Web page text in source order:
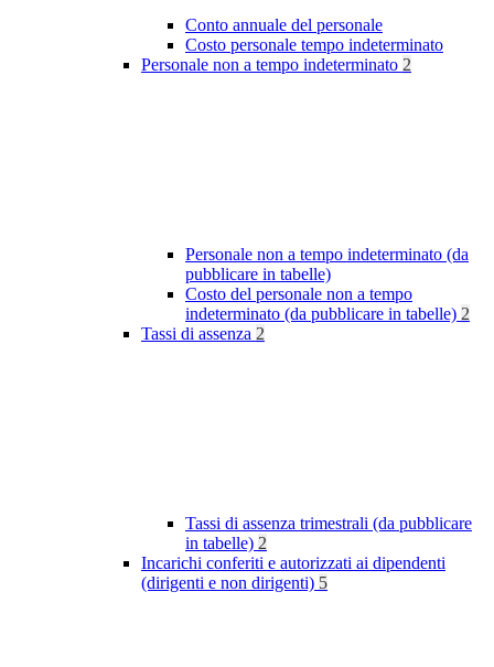
Conto annuale del personale
Costo personale tempo indeterminato
Personale non a tempo indeterminato 2
Personale non a tempo indeterminato (da
pubblicare in tabelle)
Costo del personale non a tempo
indeterminato (da pubblicare in tabelle) 2
Tassi di assenza 2
Tassi di assenza trimestrali (da pubblicare
in tabelle) 2
Incarichi conferiti e autorizzati ai dipendenti
(dirigenti e non dirigenti) 5